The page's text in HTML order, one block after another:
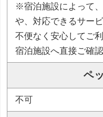
※宿泊施設によって
や、対応できるサー
不便なく安心してご
宿泊施設へ直接ご確認
ペ
不可